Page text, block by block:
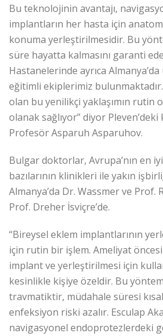
Bu teknolojinin avantajı,
implantların her hasta için
konuma yerleştirilmesidir. Bu
süre hayatta kalmasını garanti
Hastanelerinde ayrıca
eğitimli ekiplerimiz
olan bu yenilikçi yaklaşımın rutin
olanak sağlıyor” diyor
Profesör Asparuh Asparuhov.
Bulgar doktorlar, Avrupa’nın en
bazılarının klinikleri ile yakın
Almanya’da Dr. Wassmer ve Prof.
Prof. Dreher İsviçre’de.
“Bireysel eklem implantlarının
için rutin bir işlem. Ameliyat
implant ve yerleştirilmesi için
kesinlikle kişiye özeldir. Bu
travmatiktir, müdahale süresi
enfeksiyon riski azalır. Esculap
navigasyonel endoprotezlerdeki